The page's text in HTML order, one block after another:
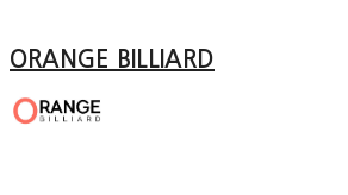
ORANGE BILLIARD